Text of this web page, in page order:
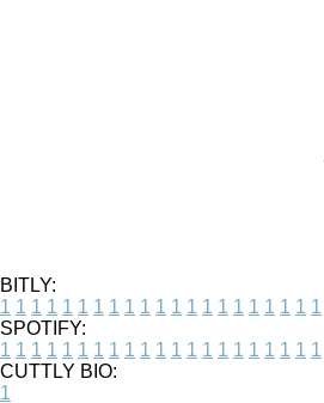
BITLY:
1 1 1 1 1 1 1 1 1 1 1 1 1 1 1 1 1 1 1 1 1
SPOTIFY:
1 1 1 1 1 1 1 1 1 1 1 1 1 1 1 1 1 1 1 1 1
CUTTLY BIO:
1